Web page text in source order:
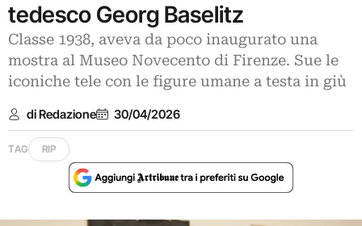
tedesco Georg Baselitz
Classe 1938, aveva da poco inaugurato una
mostra al Museo Novecento di Firenze. Sue le
iconiche tele con le figure umane a testa in giù
di Redazione 30/04/2026
TAG RIP